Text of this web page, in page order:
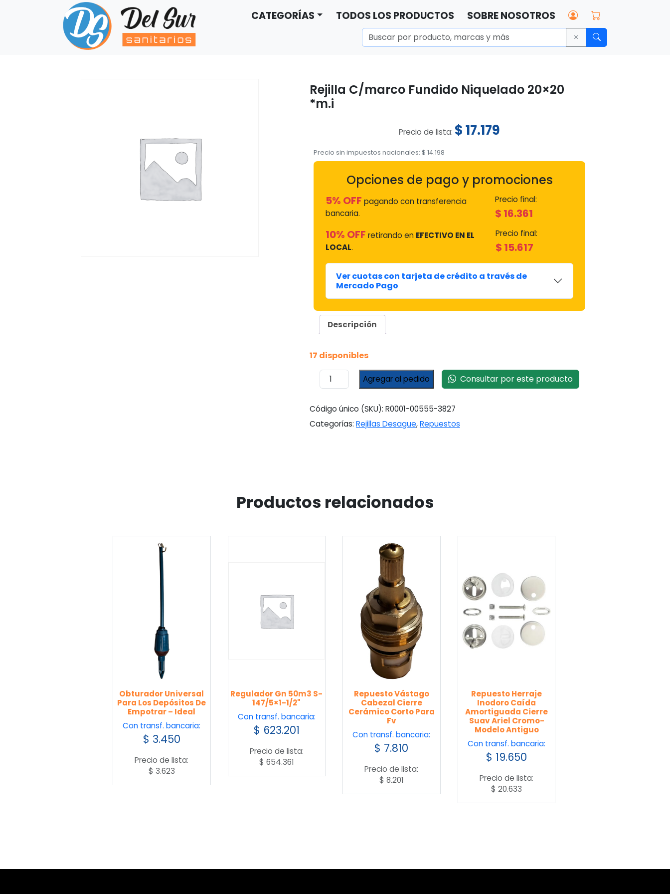
CATEGORÍAS TODOS LOS PRODUCTOS SOBRE NOSOTROS
Rejilla C/marco Fundido Niquelado 20×20
*m.i
Precio de lista: $17.179
Precio sin impuestos nacionales: $ 14.198
Opciones de pago y promociones
5% OFF pagando con transferencia
bancaria.
Precio final:
$ 16.361
10% OFF retirando en EFECTIVO EN EL
LOCAL.
Precio final:
$ 15.617
Ver cuotas con tarjeta de crédito a través de
Mercado Pago
Descripción
17 disponibles
Rejilla
C/marco
Niquelado
*m.i
Agregar al pedido Consultar por este producto
Código único (SKU): R0001-00555-3827
Categorías: Rejillas Desague,Repuestos
Productos relacionados
Obturador Universal
Para Los Depósitos De
Empotrar – Ideal
Con transf. bancaria:
$ 3.450
Precio de lista:
$ 3.623
Regulador Gn 50m3 S-
147/5×1-1/2"
Con transf. bancaria:
$ 623.201
Precio de lista:
$ 654.361
Repuesto Vástago
Cabezal Cierre
Cerámico Corto Para
Fv
Con transf. bancaria:
$ 7.810
Precio de lista:
$ 8.201
Repuesto Herraje
Inodoro Caída
Amortiguada Cierre
Suav Ariel Cromo-
Modelo Antiguo
Con transf. bancaria:
$ 19.650
Precio de lista:
$ 20.633